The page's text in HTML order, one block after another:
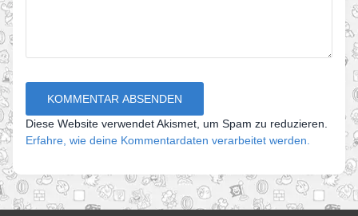
Diese Website verwendet Akismet, um Spam zu reduzieren.
Erfahre, wie deine Kommentardaten verarbeitet werden.